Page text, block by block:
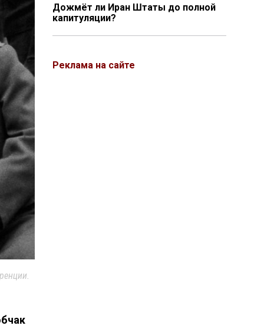
Дожмёт ли Иран Штаты до полной
капитуляции?
Реклама на сайте